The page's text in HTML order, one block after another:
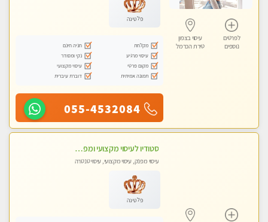
לפרטים
נוספים
עיסוי בצפון
טירת הכרמל
פלטינה
מקלחת
חניה חינם
עיסוי מרגיע
נקי ומסודר
מקום פרטי
עיסוי מקצועי
תמונה אמיתית
דוברת עיברית
055-4532084
סטודיו לעיסוי מקצועי ומפנק - מעסה מקצועית אלופה .....
עיסוי מפנק, עיסוי מקצועי, עיסוי טנטרה
פלטינה